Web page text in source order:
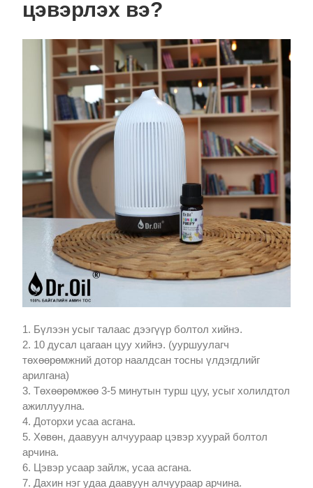
цэвэрлэх вэ?
1. Бүлээн усыг талаас дээгүүр болтол хийнэ.
2. 10 дусал цагаан цуу хийнэ. (ууршуулагч
төхөөрөмжний дотор наалдсан тосны үлдэгдлийг
арилгана)
3. Төхөөрөмжөө 3-5 минутын турш цуу, усыг холилдтол
ажиллуулна.
4. Доторхи усаа асгана.
5. Хөвөн, даавуун алчуураар цэвэр хуурай болтол
арчина.
6. Цэвэр усаар зайлж, усаа асгана.
7. Дахин нэг удаа даавуун алчуураар арчина.